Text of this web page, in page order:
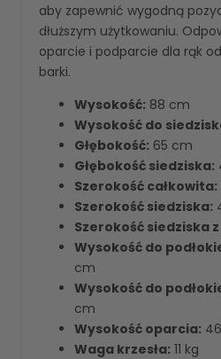
aby zapewnić wygodną
dłuższym użytkowaniu.
oparcie i podparcie dla rąk
barki.
Wysokość: 88 cm
Wysokość do
Głębokość: 65 cm
Głębokość siedziska:
Szerokość całkowita:
Szerokość siedziska:
Szerokość siedziska
Wysokość do
cm
Wysokość do
cm
Wysokość oparcia:
Waga krzesła: 11 kg